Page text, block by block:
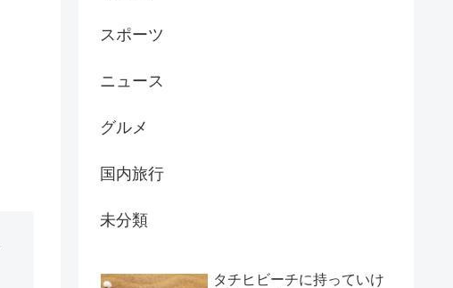
スポーツ
ニュース
グルメ
国内旅行
未分類
タチヒビーチに持っていけ